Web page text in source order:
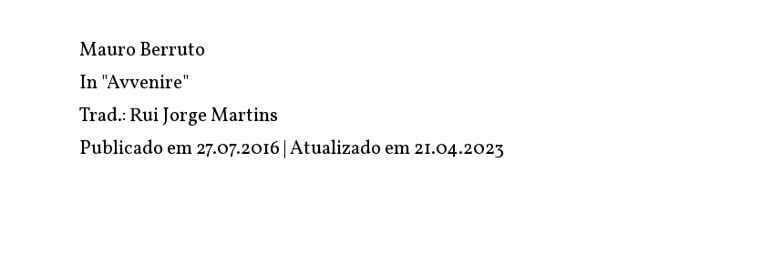
Mauro Berruto
In "Avvenire"
Trad.: Rui Jorge Martins
Publicado em 27.07.2016 | Atualizado em21.04.2023